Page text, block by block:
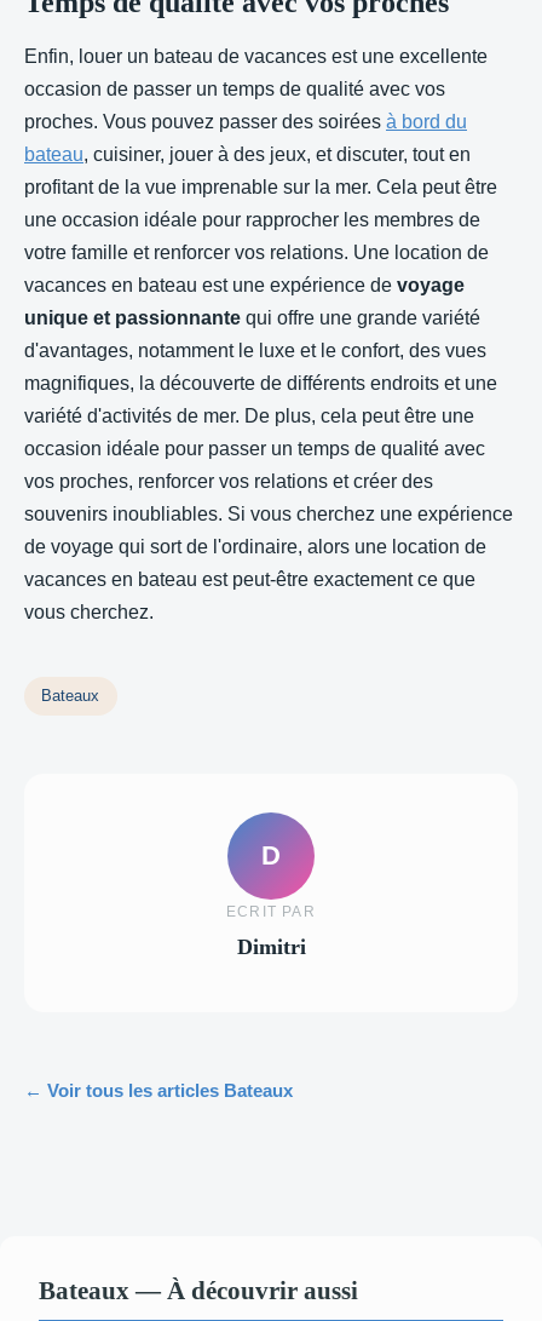
Enfin, louer un bateau de vacances est une excellente
occasion de passer un temps de qualité avec vos
proches. Vous pouvez passer des soirées à bord du
bateau, cuisiner, jouer à des jeux, et discuter, tout en
profitant de la vue imprenable sur la mer. Cela peut être
une occasion idéale pour rapprocher les membres de
votre famille et renforcer vos relations. Une location de
vacances en bateau est une expérience de voyage
unique et passionnante qui offre une grande variété
d'avantages, notamment le luxe et le confort, des vues
magnifiques, la découverte de différents endroits et une
variété d'activités de mer. De plus, cela peut être une
occasion idéale pour passer un temps de qualité avec
vos proches, renforcer vos relations et créer des
souvenirs inoubliables. Si vous cherchez une expérience
de voyage qui sort de l'ordinaire, alors une location de
vacances en bateau est peut-être exactement ce que
vous cherchez.
Bateaux
D
ECRIT PAR
Dimitri
← Voir tous les articles Bateaux
Bateaux — À découvrir aussi